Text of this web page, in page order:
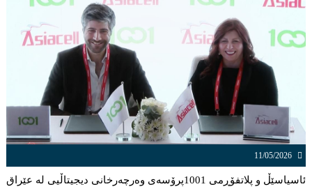
11/05/2026
ئاسیاسێڵ و پلاتفۆڕمی 1001پرۆسەی وەرچەرخانی دیجیتاڵیی لە عێراق